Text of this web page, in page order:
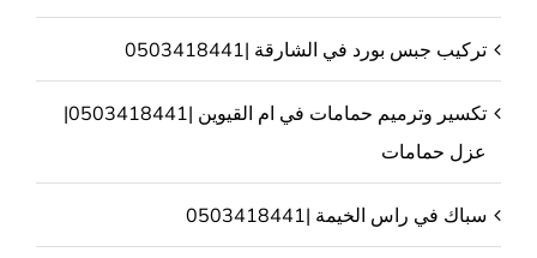
تركيب جبس بورد في الشارقة |0503418441
تكسير وترميم حمامات في ام القيوين |0503418441|
عزل حمامات
سباك في راس الخيمة |0503418441